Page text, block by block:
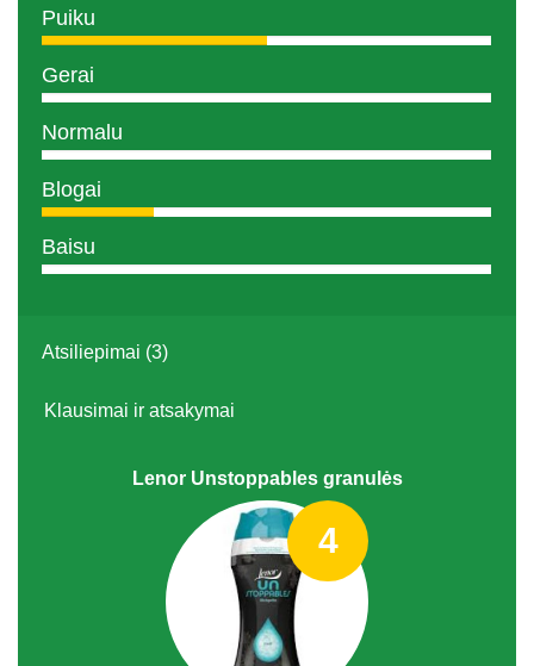
Puiku
Gerai
Normalu
Blogai
Baisu
Atsiliepimai (3)
Klausimai ir atsakymai
Lenor Unstoppables granulės
4